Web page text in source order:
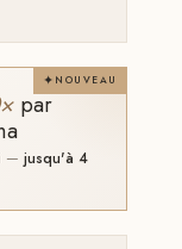
NOUVEAU
par
—jusqu'à 4